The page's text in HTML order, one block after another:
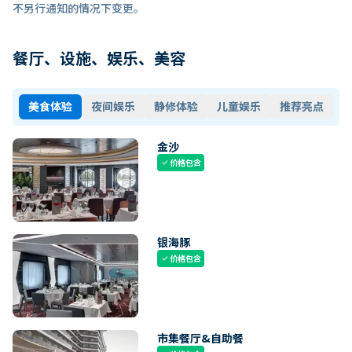
不另行通知的情况下变更。
餐厅、设施、娱乐、美容
美食体验 夜间娱乐 静修体验 儿童娱乐 推荐亮点
金沙
check价格包含
银海豚
check价格包含
市集餐厅&自助餐